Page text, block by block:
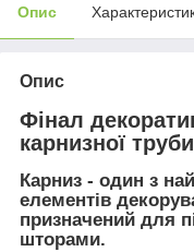
Опис
Опис
Фінал
карнизної
Карниз - один з
елементів
призначений для
шторами.